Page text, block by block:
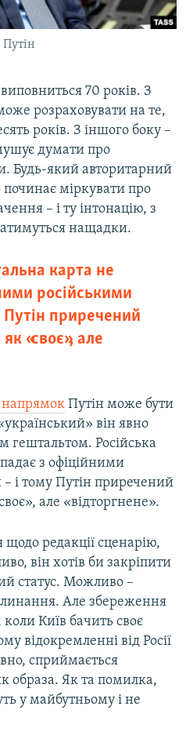
70 років. З
розраховувати на те,
років. З іншого боку –
думати про
Будь-який авторитарний
міркувати про
– і ту інтонацію, з
нащадки.
карта не
російськими
приречений
«своє», але
напрямок Путін може бути
він явно
гештальтом. Російська
з офіційними
і тому Путін приречений
але «відторгнене».
редакції сценарію,
він хотів би закріпити
статус. Можливо –
Але збереження
Київ бачить своє
відокремленні від Росії
сприймається
образа. Як та помилка,
у майбутньому і не